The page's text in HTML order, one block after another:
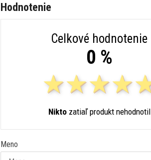
Hodnotenie
Celkové hodnotenie
0 %
Niktozatiaľ produkt nehodnotil
Meno